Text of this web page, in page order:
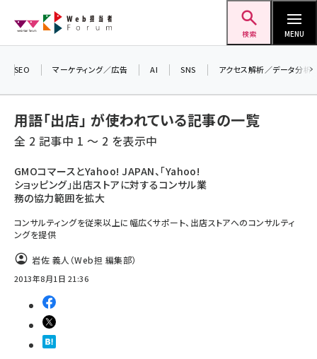
ン
検索 MENU
ai (2814)
note (2317)
セミナー (2310)
meo (1277)
SEO マーケティング／広告 AI SNS アクセス解析／データ分析
用語「出店」 が使われている記事の一覧
全 2 記事中 1 ～ 2 を表示中
GMOコマースとYahoo! JAPAN、「Yahoo!
ショッピング」出店ストアに対するコンサル業
務の協力範囲を拡大
コンサルティングを従来以上に幅広くサポート、出店ストアへのコンサルティ
ングを提供
岩佐 義人（Web担 編集部）
2013年8月1日 21:36
＼ 8月27日開催、申し込み受付中！ ／
マーケティング フォーラム 2026」開催！
▼申し込みはこちらから▼